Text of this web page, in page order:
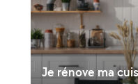
Je rénove ma